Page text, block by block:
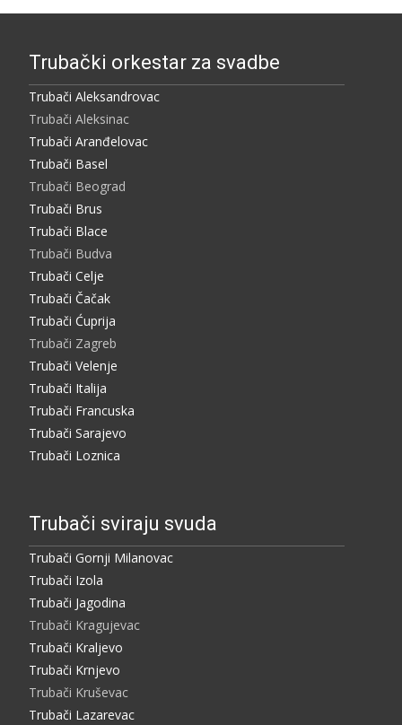
Trubački orkestar za svadbe
Trubači Aleksandrovac
Trubači Aleksinac
Trubači Aranđelovac
Trubači Basel
Trubači Beograd
Trubači Brus
Trubači Blace
Trubači Budva
Trubači Celje
Trubači Čačak
Trubači Ćuprija
Trubači Zagreb
Trubači Velenje
Trubači Italija
Trubači Francuska
Trubači Sarajevo
Trubači Loznica
Trubači sviraju svuda
Trubači Gornji Milanovac
Trubači Izola
Trubači Jagodina
Trubači Kragujevac
Trubači Kraljevo
Trubači Krnjevo
Trubači Kruševac
Trubači Lazarevac